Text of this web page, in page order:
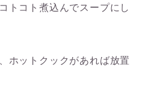
トコト煮込んでスープにし
ホットクックがあれば放置